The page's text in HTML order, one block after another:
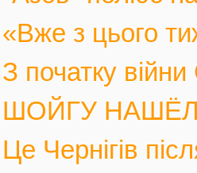
«Вже з цього
З початку
ШОЙГУ
Це Чернігів